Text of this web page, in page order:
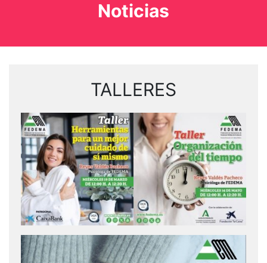
Noticias
TALLERES